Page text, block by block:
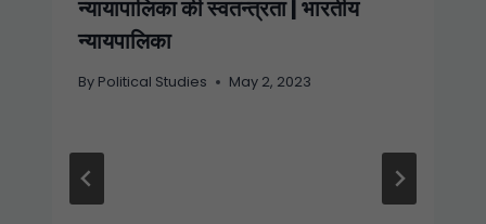
न्यायापालिका की स्वतन्त्रता | भारतीय
न्यायपालिका
By Political Studies May 2, 2023